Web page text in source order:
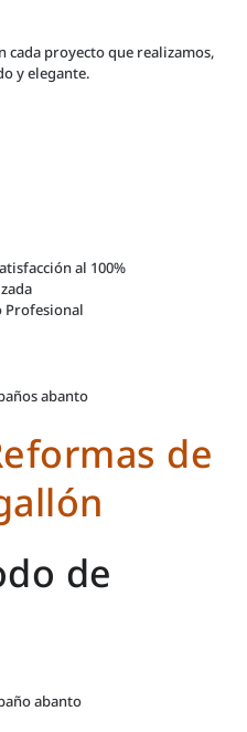
cada proyecto que realizamos,
y elegante.
al 100%
Profesional
de
de